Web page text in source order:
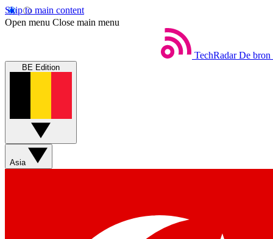
Skip to main content
Open menu Close main menu
TechRadar De bron
BE Edition
Asia